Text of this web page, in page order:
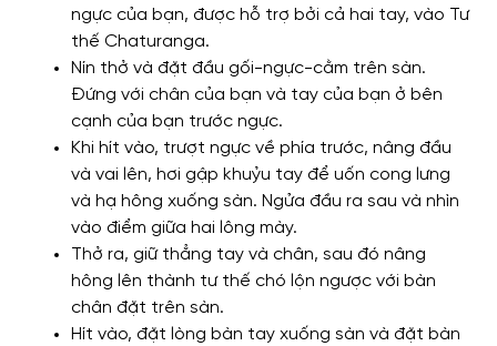
ngực của bạn, được hỗ trợ bởi cả hai tay, vào Tư
thế Chaturanga.
Nín thở và đặt đầu gối-ngực-cằm trên sàn.
Đứng với chân của bạn và tay của bạn ở bên
cạnh của bạn trước ngực.
Khi hít vào, trượt ngực về phía trước, nâng đầu
và vai lên, hơi gập khuỷu tay để uốn cong lưng
và hạ hông xuống sàn. Ngửa đầu ra sau và nhìn
vào điểm giữa hai lông mày.
Thở ra, giữ thẳng tay và chân, sau đó nâng
hông lên thành tư thế chó lộn ngược với bàn
chân đặt trên sàn.
Hít vào, đặt lòng bàn tay xuống sàn và đặt bàn